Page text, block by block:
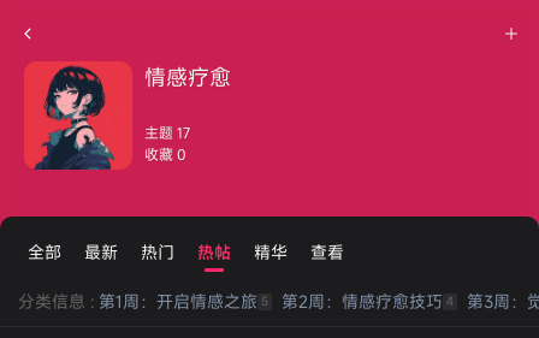
情感疗愈
主题 17
收藏 0
全部 最新 热门 热帖 精华 查看
分类信息 : 第1周：开启情感之旅 5 第2周：情感疗愈技巧 4 第3周：